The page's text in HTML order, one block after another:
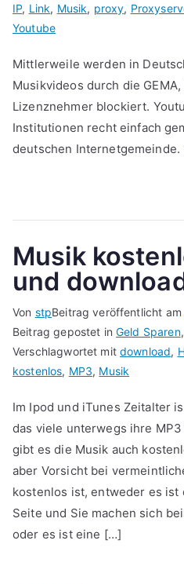
IP, Link, Musik, proxy,
Youtube
Mittlerweile werden in
Musikvideos durch die
Lizenznehmer blockiert.
Institutionen recht einfach
deutschen Internetgemeinde.
Musik
und
Von stpBeitrag veröffentlicht am
Beitrag gepostet inGeld Sparen,
Verschlagwortet mitdownload,
kostenlos, MP3, Musik
Im Ipod und iTunes Zeitalter
das viele unterwegs ihre
gibt es die Musik auch
aber Vorsicht bei
kostenlos ist, entweder es ist
Seite und Sie machen sich
oder es ist eine […]